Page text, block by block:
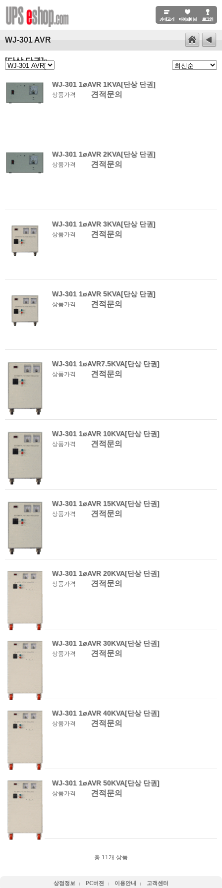
WJ-301 AVR
[단상 단권]()
WJ-301 1øAVR 1KVA[단상 단권]
상품가격 견적문의
WJ-301 1øAVR 2KVA[단상 단권]
상품가격 견적문의
WJ-301 1øAVR 3KVA[단상 단권]
상품가격 견적문의
WJ-301 1øAVR 5KVA[단상 단권]
상품가격 견적문의
WJ-301 1øAVR7.5KVA[단상 단권]
상품가격 견적문의
WJ-301 1øAVR 10KVA[단상 단권]
상품가격 견적문의
WJ-301 1øAVR 15KVA[단상 단권]
상품가격 견적문의
WJ-301 1øAVR 20KVA[단상 단권]
상품가격 견적문의
WJ-301 1øAVR 30KVA[단상 단권]
상품가격 견적문의
WJ-301 1øAVR 40KVA[단상 단권]
상품가격 견적문의
WJ-301 1øAVR 50KVA[단상 단권]
상품가격 견적문의
총 11개 상품
상점정보 PC버젼 이용안내 고객센터